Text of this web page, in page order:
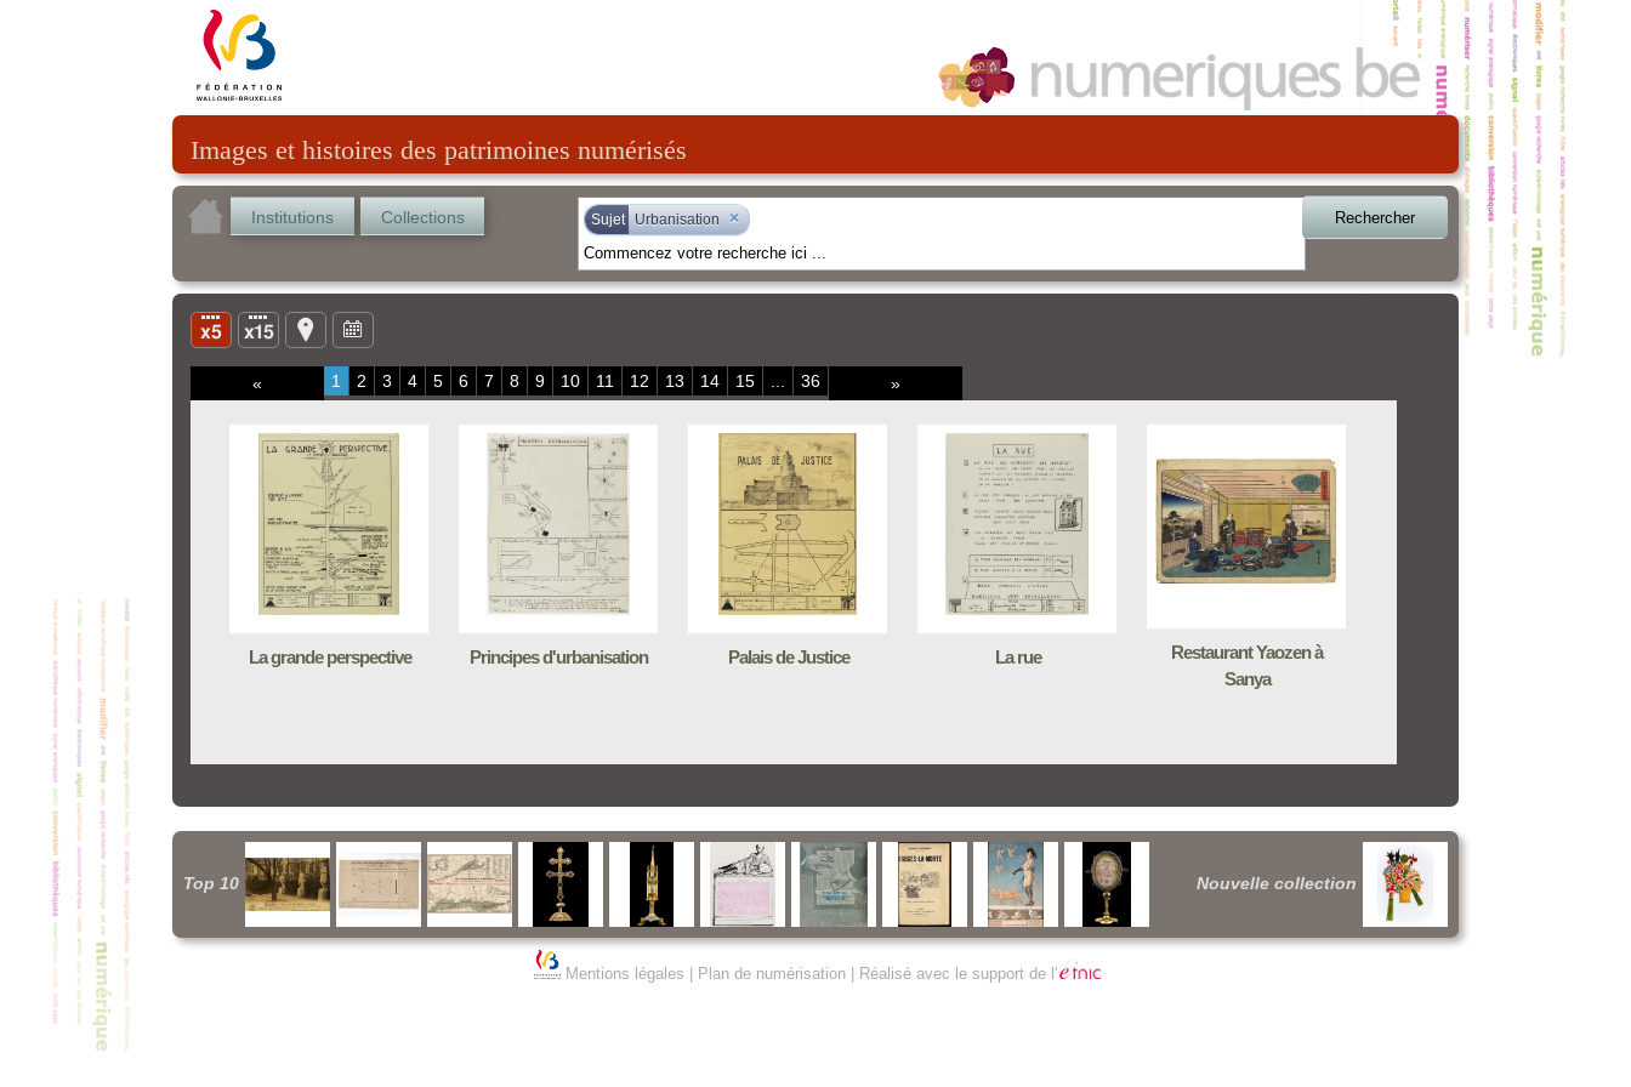
Images et histoires des patrimoines numérisés
Institutions Collections Sujet Urbanisation × Rechercher
« 1 2 3 4 5 6 7 8 9 10 11 12 13 14 15 36 »
La grande perspective Principes d'urbanisation Palais de Justice La rue
Restaurant Yaozen à
Sanya
Top 10 Nouvelle collection
Mentions légales Plan de numérisation| Réalisé avec le support de l'